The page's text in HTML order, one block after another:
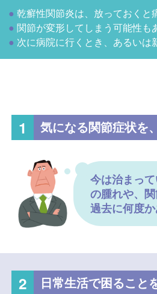
乾癬性関節炎は、放っておくと
関節が変形してしまう可能性も
次に病院に行くとき、あるいは
気になる関節症状を
今は治まっ
の腫れや、関
過去に何度か
日常生活で困ること